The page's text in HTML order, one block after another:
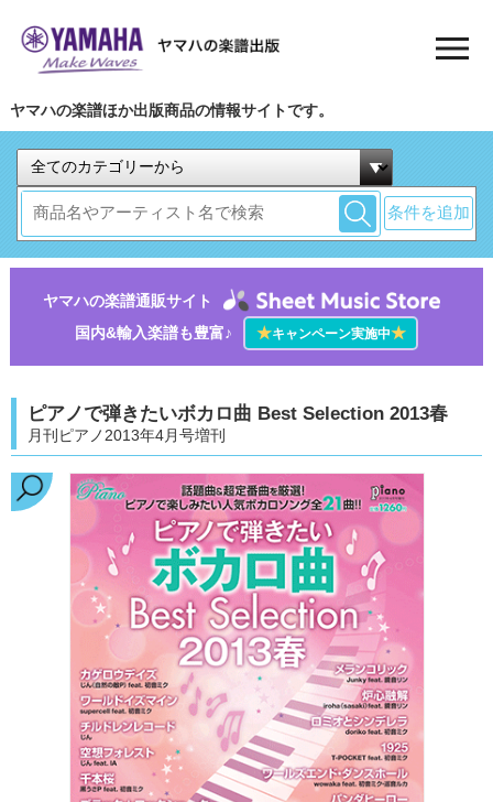
ヤマハの楽譜ほか出版商品の情報サイトです。
条件を追加
ヤマハの楽譜通販サイト
国内&輸入楽譜も豊富♪
★キャンペーン実施中★
ピアノで弾きたいボカロ曲 Best Selection 2013春
月刊ピアノ2013年4月号増刊